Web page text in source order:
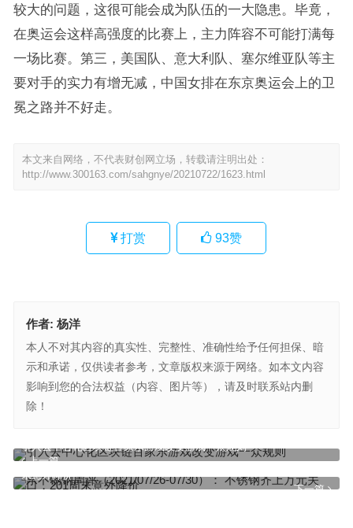
较大的问题，这很可能会成为队伍的一大隐患。毕竟，
在奥运会这样高强度的比赛上，主力阵容不可能打满每
一场比赛。第三，美国队、意大利队、塞尔维亚队等主
要对手的实力有增无减，中国女排在东京奥运会上的卫
冕之路并不好走。
本文来自网络，不代表财创网立场，转载请注明出处：
http://www.300163.com/sahgnye/20210722/1623.html
打赏 93赞
作者: 杨洋
本人不对其内容的真实性、完整性、准确性给予任何担保、暗
示和承诺，仅供读者参考，文章版权来源于网络。如本文内容
影响到您的合法权益（内容、图片等），请及时联系站内删
除！
上一篇
引入去中心化区块链百家乐游戏改变游戏一众规则
下一篇
乐不锈钢周评（2021/07/26-07/30）： 不锈钢齐上万元关口，201周
末意外降价